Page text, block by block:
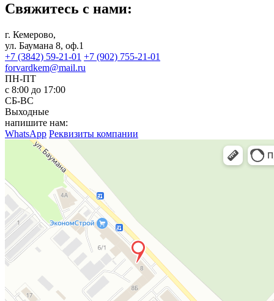
Свяжитесь с нами:
г. Кемерово,
ул. Баумана 8, оф.1
+7 (3842) 59-21-01 +7 (902) 755-21-01
forvardkem@mail.ru
ПН-ПТ
с 8:00 до 17:00
СБ-ВС
Выходные
напишите нам:
WhatsApp Реквизиты компании